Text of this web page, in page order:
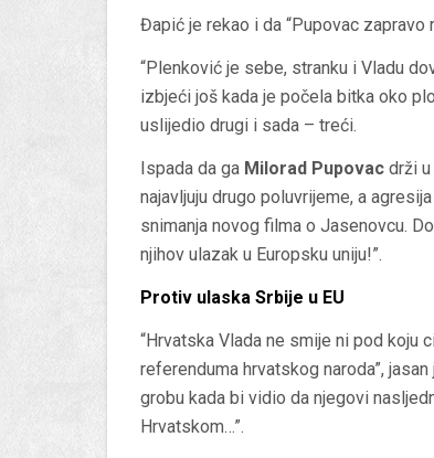
Đapić je rekao i da “Pupovac zapravo
“Plenković je sebe, stranku i Vladu
izbjeći još kada je počela bitka oko
uslijedio drugi i sada – treći.
Ispada da ga Milorad Pupovac drži
najavljuju drugo poluvrijeme, a
snimanja novog filma o Jasenovcu.
njihov ulazak u Europsku uniju!”.
Protiv ulaska Srbije u EU
“Hrvatska Vlada ne smije ni pod koju
referenduma hrvatskog naroda”,
grobu kada bi vidio da njegovi
Hrvatskom…”.